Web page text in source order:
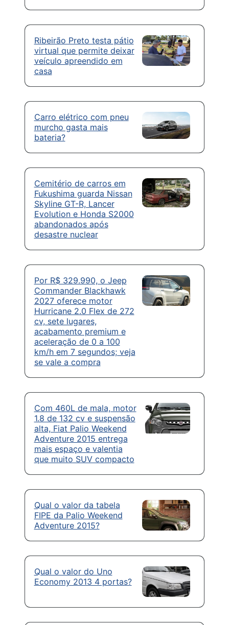
Ribeirão Preto testa pátio
virtual que permite deixar
veículo apreendido em
casa
Carro elétrico com pneu
murcho gasta mais
bateria?
Cemitério de carros em
Fukushima guarda Nissan
Skyline GT-R, Lancer
Evolution e Honda S2000
abandonados após
desastre nuclear
Por R$ 329.990, o Jeep
Commander Blackhawk
2027 oferece motor
Hurricane 2.0 Flex de 272
cv, sete lugares,
acabamento premium e
aceleração de 0 a 100
km/h em 7 segundos; veja
se vale a compra
Com 460L de mala, motor
1.8 de 132 cv e suspensão
alta, Fiat Palio Weekend
Adventure 2015 entrega
mais espaço e valentia
que muito SUV compacto
Qual o valor da tabela
FIPE da Palio Weekend
Adventure 2015?
Qual o valor do Uno
Economy 2013 4 portas?